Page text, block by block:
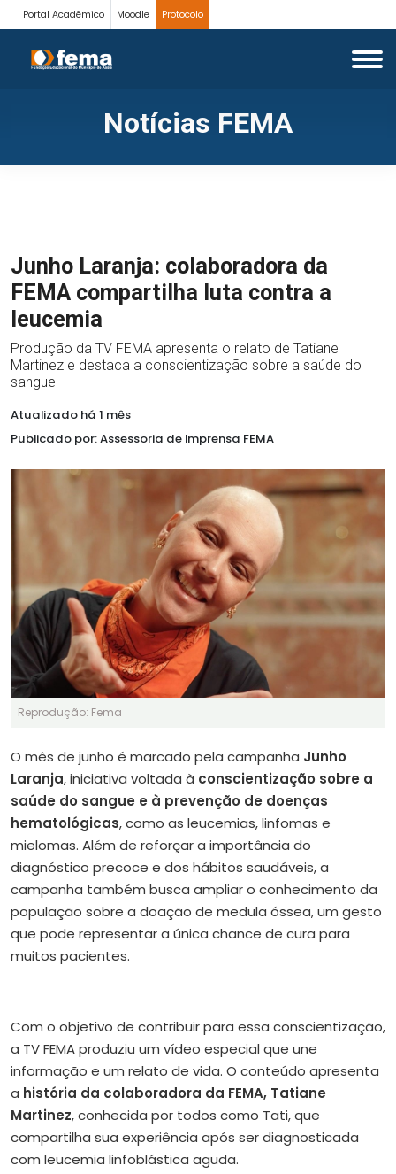
Portal Acadêmico Moodle Protocolo
Notícias FEMA
Junho Laranja: colaboradora da
FEMA compartilha luta contra a
leucemia
Produção da TV FEMA apresenta o relato de Tatiane
Martinez e destaca a conscientização sobre a saúde do
sangue
Atualizado há 1 mês
Publicado por: Assessoria de Imprensa FEMA
Reprodução: Fema
O mês de junho é marcado pela campanha Junho
Laranja, iniciativa voltada à conscientização sobre a
saúde do sangue e à prevenção de doenças
hematológicas, como as leucemias, linfomas e
mielomas. Além de reforçar a importância do
diagnóstico precoce e dos hábitos saudáveis, a
campanha também busca ampliar o conhecimento da
população sobre a doação de medula óssea, um gesto
que pode representar a única chance de cura para
muitos pacientes.
Com o objetivo de contribuir para essa conscientização,
a TV FEMA produziu um vídeo especial que une
informação e um relato de vida. O conteúdo apresenta
a história da colaboradora da FEMA, Tatiane
Martinez, conhecida por todos como Tati, que
compartilha sua experiência após ser diagnosticada
com leucemia linfoblástica aguda.